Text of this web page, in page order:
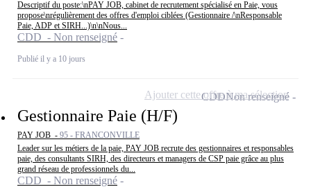
Descriptif du poste:\nPAY JOB, cabinet de recrutement spécialisé en Paie, vous
propose\nrégulièrement des offres d'emploi ciblées (Gestionnaire /\nResponsable
Paie, ADP et SIRH...)\n\nNous...
CDD - Non renseigné
Publié il y a 10 jours
Gestionnaire Paie (H/F)
PAY JOB - 95 - FRANCONVILLE
Leader sur les métiers de la paie, PAY JOB recrute des gestionnaires et responsables
paie, des consultants SIRH, des directeurs et managers de CSP paie grâce au plus
grand réseau de professionnels du...
CDD - Non renseigné
CDDNon renseigné
Ajouter cette offre à ma sélection